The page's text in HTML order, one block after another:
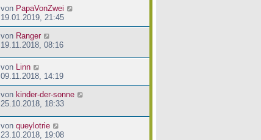
von PapaVonZwei
19.01.2019, 21:45
von Ranger
19.11.2018, 08:16
von
Linn
09.11.2018, 14:19
von kinder-der-sonne
25.10.2018, 18:33
von queylotrie
23.10.2018, 19:08